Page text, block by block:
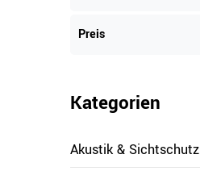
Preis
Kategorien
Akustik & Sichtschutz